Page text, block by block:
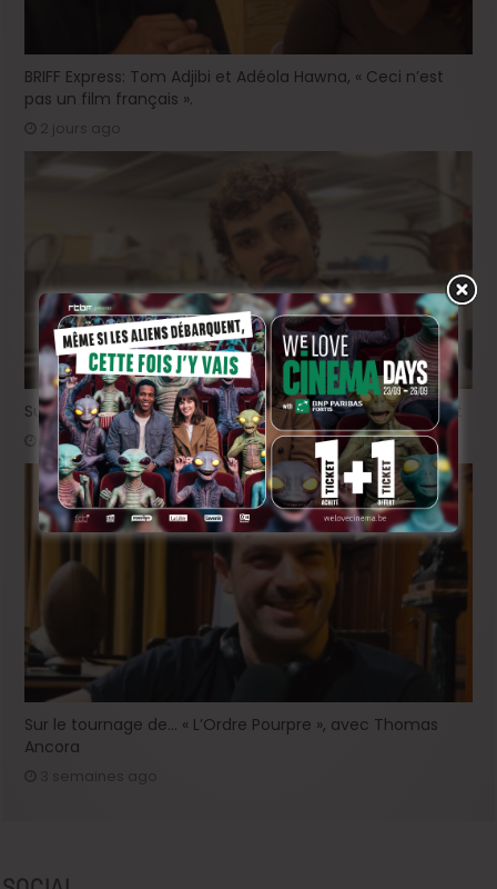
BRIFF Express: Tom Adjibi et Adéola Hawna, « Ceci n’est
pas un film français ».
2 jours ago
Sur le tournage de « Please », avec Victor Ruprich-Robert
2 semaines ago
Sur le tournage de… « L’Ordre Pourpre », avec Thomas
Ancora